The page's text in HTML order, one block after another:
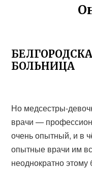
БОЛЬНИЦА
Но медсестры-
врачи —
очень опытный, и в
опытные врачи им
неоднократно